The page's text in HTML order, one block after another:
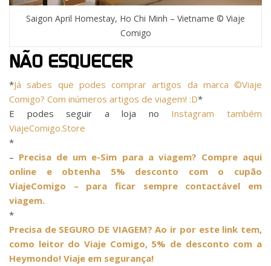
Saigon April Homestay, Ho Chi Minh – Vietname © Viaje
Comigo
NÃO ESQUECER
*Já sabes que podes comprar artigos da marca ©Viaje
Comigo? Com inúmeros artigos de viagem! :D*
E podes seguir a loja no Instagram também
ViajeComigo.Store
*
– Precisa de um e-Sim para a viagem? Compre aqui
online e obtenha 5% desconto com o cupão
ViajeComigo – para ficar sempre contactável em
viagem.
*
Precisa de SEGURO DE VIAGEM? Ao ir por este link tem,
como leitor do Viaje Comigo, 5% de desconto com a
Heymondo! Viaje em segurança!